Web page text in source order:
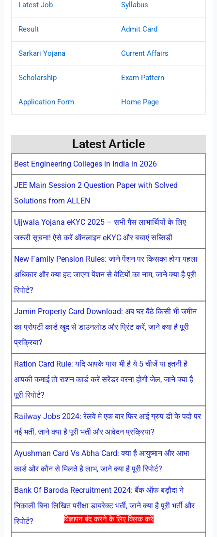
विज्ञापन बंद करने के लिए क्लिक करें
Latest Job Syllabus
Result Admit Card
Sarkari Yojana Current Affairs
Scholarship Exam Pattern
Application Form Home Page
Latest Article
Best Engineering Colleges in India in 2026
JEE Main Session 2 Question Paper with Solved
Solutions from ALLEN
Ujjwala Yojana eKYC 2025 – सभी गैस लाभार्थियों के लिए
जरूरी सूचना! ऐसे करें ऑनलाइन eKYC और बचाएं सब्सिडी
New Family Pension Rules: जाने पेंशन पर किसका होगा पहला
अधिकार और क्या हट जाएगा पेंशन से बेटियों का नाम, जाने क्या है पूरी
रिपोर्ट?
Jamin Property Card Download: अब घर बैठे किसी भी जमीन
का प्रोपर्टी कार्ड खुद से डाउनलोड और प्रिंट करें, जाने क्या है पूरी
प्रक्रिया?
Ration Card Rule: यदि आपके पास भी है ये 5 चीजें या इतनी है
आपकी कमाई तो राशन कार्ड करें सरेंडर वरना होगी जेल, जाने क्या है
पूरी रिपोर्ट?
Railway Jobs 2024: रेलवे मे एक बार फिर आई ग्रुप डी के पदों पर
नई भर्ती, जाने क्या है पूरी भर्ती और आवेदन प्रक्रिया?
Ayushman Card Vs Abha Card: क्या है आयुष्मान और आभा
कार्ड और कौन से मिलते है लाभ, जाने क्या है पूरी रिपोर्ट?
Bank Of Baroda Recruitment 2024: बैंक ऑफ बड़ौदा ने
निकाली बिना लिखित परीक्षा डायरेक्ट भर्ती, जाने क्या है पूरी भर्ती और
रिपोर्ट?